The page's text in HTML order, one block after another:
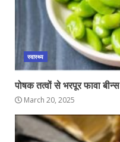
स्वास्थ्य
पोषक तत्वों से भरपूर फावा बीन्स
March 20, 2025